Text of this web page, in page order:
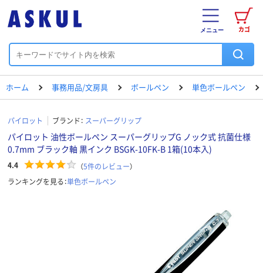
カゴ
メニュー
ホーム 事務用品/文房具 ボールペン 単色ボールペン
パイロット ブランド： スーパーグリップ
パイロット 油性ボールペン スーパーグリップG ノック式 抗菌仕様
0.7mm ブラック軸 黒インク BSGK-10FK-B 1箱(10本入)
4.4 （5件のレビュー）
ランキングを見る：単色ボールペン